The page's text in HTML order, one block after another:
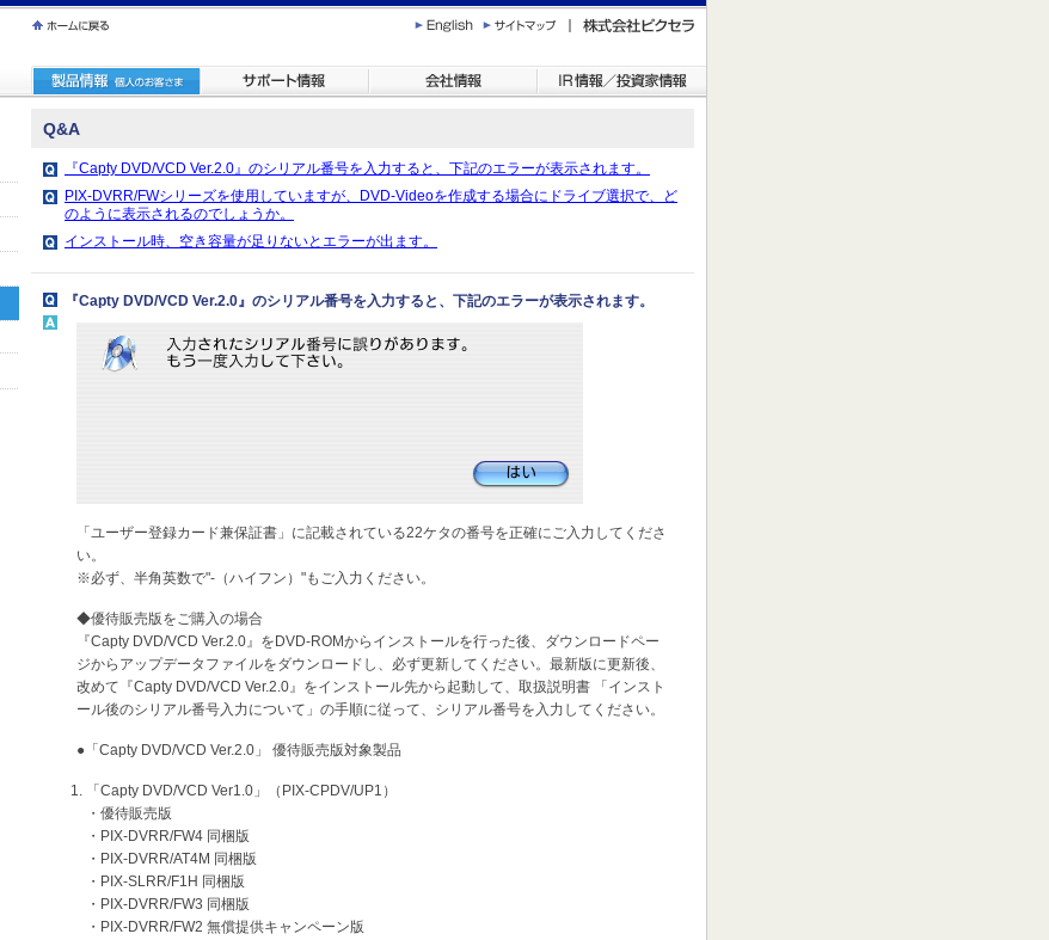
Q&A
『Capty DVD/VCD Ver.2.0』のシリアル番号を入力すると、下記のエラーが表示されます。
PIX-DVRR/FWシリーズを使用していますが、DVD-Videoを作成する場合にドライブ選択で、ど
のように表示されるのでしょうか。
インストール時、空き容量が足りないとエラーが出ます。
『Capty DVD/VCD Ver.2.0』のシリアル番号を入力すると、下記のエラーが表示されます。
「ユーザー登録カード兼保証書」に記載されている22ケタの番号を正確にご入力してくださ
い。
※必ず、半角英数で"-（ハイフン）"もご入力ください。
◆優待販売版をご購入の場合
『Capty DVD/VCD Ver.2.0』をDVD-ROMからインストールを行った後、ダウンロードペー
ジからアップデータファイルをダウンロードし、必ず更新してください。最新版に更新後、
改めて『Capty DVD/VCD Ver.2.0』をインストール先から起動して、取扱説明書 「インスト
ール後のシリアル番号入力について」の手順に従って、シリアル番号を入力してください。
●「Capty DVD/VCD Ver.2.0」 優待販売版対象製品
「Capty DVD/VCD Ver1.0」（PIX-CPDV/UP1）
・優待販売版
・PIX-DVRR/FW4 同梱版
・PIX-DVRR/AT4M 同梱版
・PIX-SLRR/F1H 同梱版
・PIX-DVRR/FW3 同梱版
・PIX-DVRR/FW2 無償提供キャンペーン版